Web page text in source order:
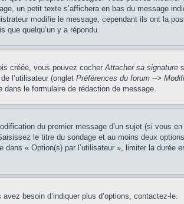
un petit texte s’affichera en bas du message
modifie le message, cependant ils ont la
que quelqu’un y a répondu.
créée, vous pouvez cocherAttacher sa signature
l’utilisateur (onglet Préférences du forum -->
dans le formulaire de rédaction de message.
du premier message d’un sujet (si vous
le titre du sondage et au moins deux
« Option(s) par l’utilisateur », limiter la
besoin d’indiquer plus d’options, contactez-le.